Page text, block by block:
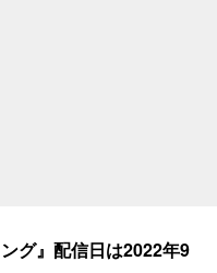
グ』配信日は2022年9